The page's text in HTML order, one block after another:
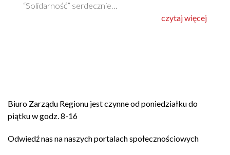
“Solidarność” serdecznie…
czytaj więcej
Biuro Zarządu Regionu jest czynne od poniedziałku do
piątku w godz. 8-16
Odwiedź nas na naszych portalach społecznościowych